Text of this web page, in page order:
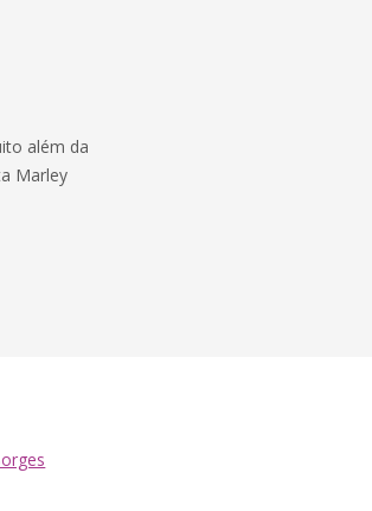
além da
Marley